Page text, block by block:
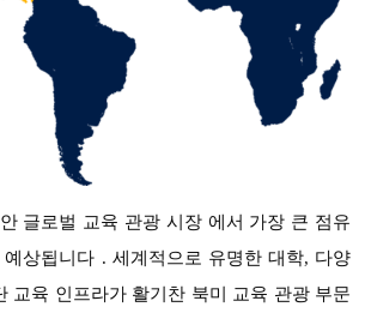
글로벌 교육 관광 시장 에서 가장 큰 점유
상됩니다 . 세계적으로 유명한 대학, 다양
교육 인프라가 활기찬 북미 교육 관광 부문